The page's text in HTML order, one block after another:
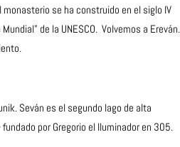
se ha construido en el siglo IV
de la UNESCO. Volvemos a Ereván.
Seván es el segundo lago de alta
por Gregorio el Iluminador en 305.